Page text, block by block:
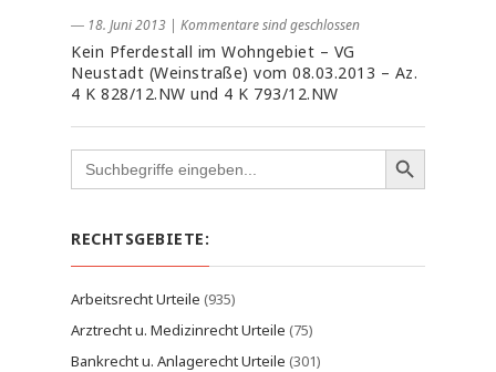
― 18. Juni 2013 | Kommentare sind geschlossen
Kein Pferdestall im Wohngebiet – VG
Neustadt (Weinstraße) vom 08.03.2013 – Az.
4 K 828/12.NW und 4 K 793/12.NW
Search
for:
RECHTSGEBIETE:
Arbeitsrecht Urteile (935)
Arztrecht u. Medizinrecht Urteile (75)
Bankrecht u. Anlagerecht Urteile (301)